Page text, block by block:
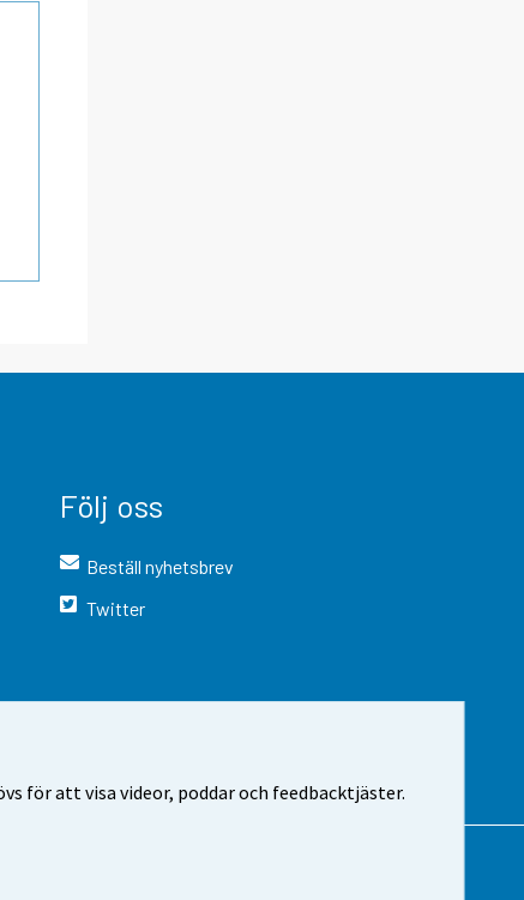
för att visa videor, poddar och feedbacktjäster.
Följ oss
Beställ nyhetsbrev
Twitter